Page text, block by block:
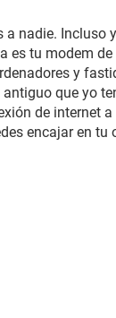
nadie. Incluso
es tu modem
y
que yo
de internet
encajar en tu